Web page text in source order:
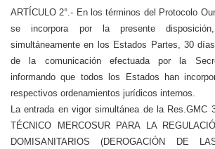
ARTÍCULO 2°.- En los términos del Protocolo
se incorpora por la presente
simultáneamente en los Estados Partes, 30
de la comunicación efectuada por la
informando que todos los Estados han
respectivos ordenamientos jurídicos internos.
La entrada en vigor simultánea de la Res.GMC
TÉCNICO MERCOSUR PARA LA
DOMISANITARIOS (DEROGACIÓN DE